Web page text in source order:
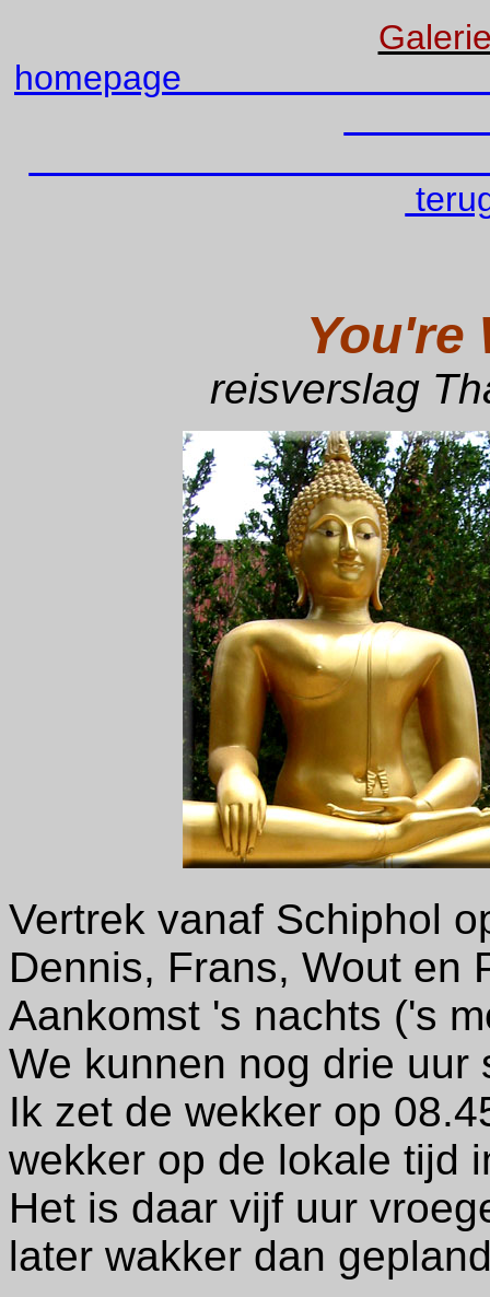
You're
reisverslag
Vertrek vanaf Schiphol
Dennis, Frans, Wout en
Aankomst 's nachts ('s
We kunnen nog drie uur
Ik zet de wekker op
wekker op de lokale tijd
Het is daar vijf uur
later wakker dan